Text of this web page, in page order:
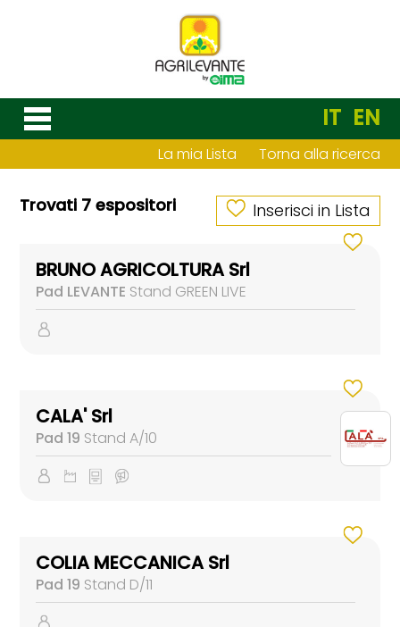
IT EN
La mia Lista Torna alla ricerca
Trovati 7 espositori Inserisci in Lista
BRUNO AGRICOLTURA Srl
Pad LEVANTE Stand GREEN LIVE
CALA' Srl
Pad 19 Stand A/10
COLIA MECCANICA Srl
Pad 19 Stand D/11